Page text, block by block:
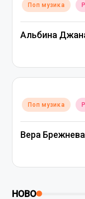
Posted
in
Поп музика
Альбина
Posted
in
Поп музика
Вера
НОВО